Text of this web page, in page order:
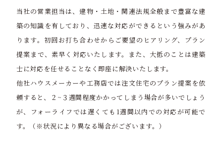
当社の営業担当は、建物・土地・関連法規全般まで豊富な建
築の知識を有しており、迅速な対応ができるという強みがあ
ります。初回お打ち合わせからご要望のヒアリング、プラン
提案まで、素早く対応いたします。また、大抵のことは建築
士に対応を任せることなく即座に解決いたします。
他社ハウスメーカーや工務店では注文住宅のプラン提案を依
頼すると、２~３週間程度かかってしまう場合が多いでしょう
が、フォーライフでは遅くても1週間以内での対応が可能で
す。（※状況により異なる場合がございます。）